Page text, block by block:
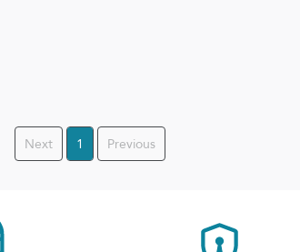
Previous
1
Next